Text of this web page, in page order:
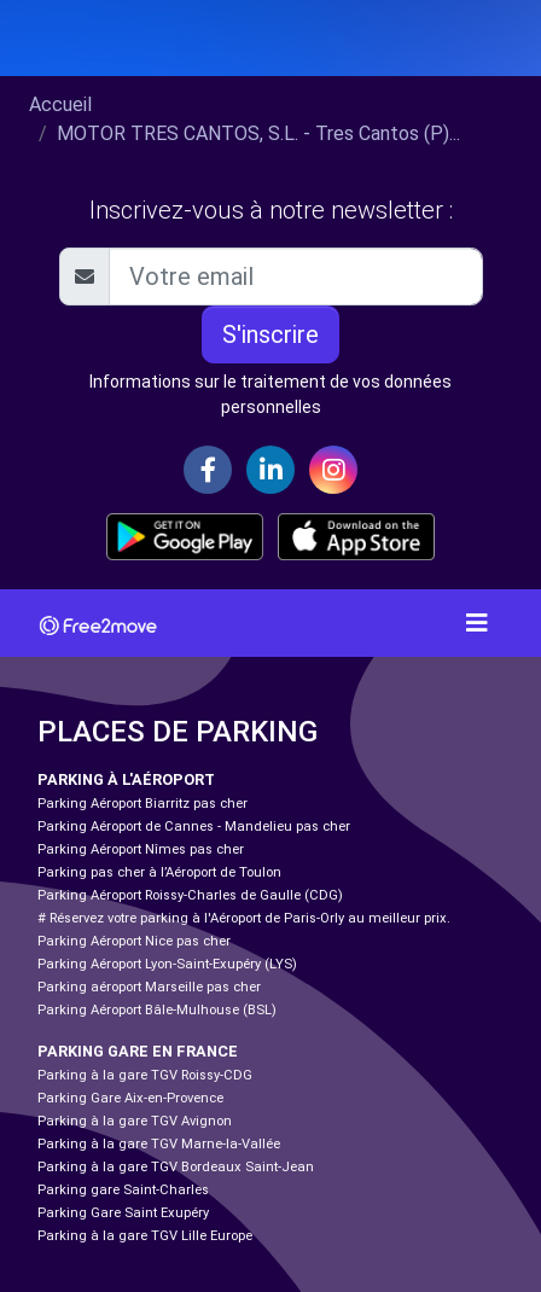
Accueil
MOTOR TRES CANTOS, S.L. - Tres Cantos (P)...
Inscrivez-vous à notre newsletter :
S'inscrire
Informations sur le traitement de vos données
personnelles
PLACES DE PARKING
PARKING À L'AÉROPORT
Parking Aéroport Biarritz pas cher
Parking Aéroport de Cannes - Mandelieu pas cher
Parking Aéroport Nîmes pas cher
Parking pas cher à l’Aéroport de Toulon
Parking Aéroport Roissy-Charles de Gaulle (CDG)
# Réservez votre parking à l'Aéroport de Paris-Orly au meilleur prix.
Parking Aéroport Nice pas cher
Parking Aéroport Lyon-Saint-Exupéry (LYS)
Parking aéroport Marseille pas cher
Parking Aéroport Bâle-Mulhouse (BSL)
PARKING GARE EN FRANCE
Parking à la gare TGV Roissy-CDG
Parking Gare Aix-en-Provence
Parking à la gare TGV Avignon
Parking à la gare TGV Marne-la-Vallée
Parking à la gare TGV Bordeaux Saint-Jean
Parking gare Saint-Charles
Parking Gare Saint Exupéry
Parking à la gare TGV Lille Europe